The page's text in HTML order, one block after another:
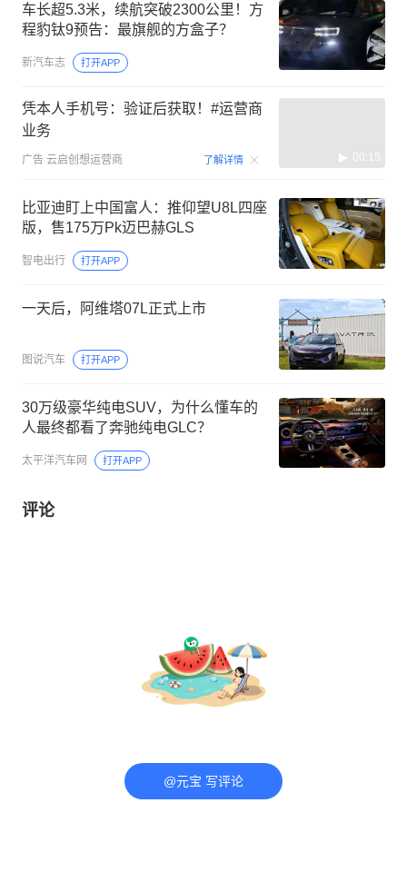
车长超5.3米，续航突破2300公里！方
程豹钛9预告：最旗舰的方盒子？
新汽车志 打开APP
凭本人手机号：验证后获取！#运营商
业务
广告 云启创想运营商 了解详情 00:15
比亚迪盯上中国富人：推仰望U8L四座
版，售175万Pk迈巴赫GLS
智电出行 打开APP
一天后，阿维塔07L正式上市
图说汽车 打开APP
30万级豪华纯电SUV，为什么懂车的
人最终都看了奔驰纯电GLC？
太平洋汽车网 打开APP
评论
@元宝 写评论